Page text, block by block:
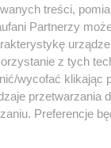
treści,
Partnerzy
z tych
wycofać
przetwarzania
Preferencje